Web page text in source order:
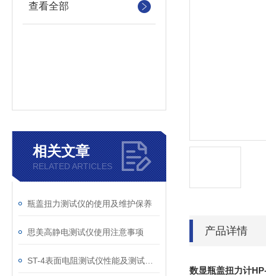
查看全部
相关文章
RELATED ARTICLES
瓶盖扭力测试仪的使用及维护保养
思美高静电测试仪使用注意事项 产品详情
数显瓶盖扭力计